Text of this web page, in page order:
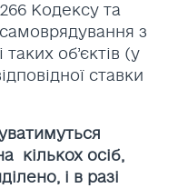
266 Кодексу та
з
об’єктів (у
ставки
кількох осіб,
і в разі